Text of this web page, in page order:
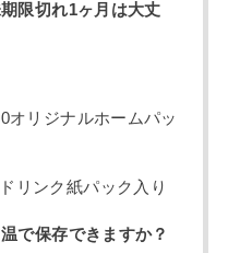
限切れ1ヶ月は大丈
オリジナルホームパッ
リンク紙パック入り
で保存できますか？